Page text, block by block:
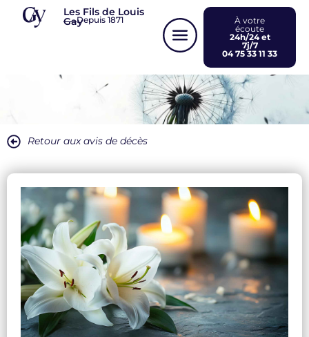
Panneau de gestion des cookies
Les Fils de Louis
GayDepuis 1871
À votre
écoute
24h/24 et
7j/7
04 75 33 11 33
Retour aux avis de décès